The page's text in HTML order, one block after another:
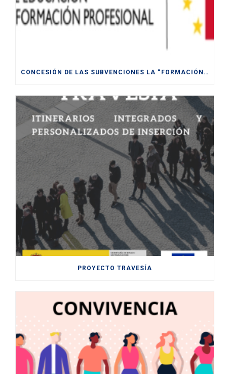
CONCESIÓN DE LAS SUBVENCIONES LA “FORMACIÓN MODULAR DESTINADA A LA CUALIFICACIÓN Y RECUALIFICACIÓN DE LA POBLACIÓN ACTIVA, FINANCIADAS POR LA UE- NEXT
PROYECTO TRAVESÍA